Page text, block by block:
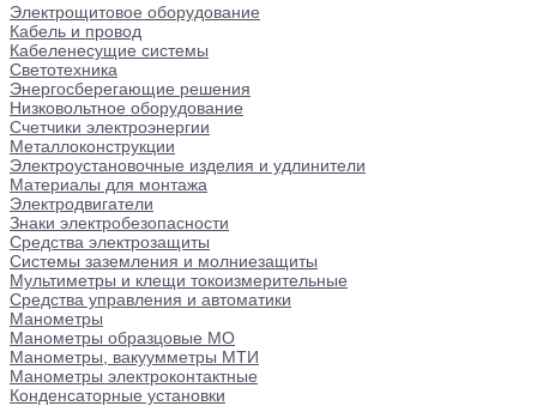
Электрощитовое оборудование
Кабель и провод
Кабеленесущие системы
Светотехника
Энергосберегающие решения
Низковольтное оборудование
Счетчики электроэнергии
Металлоконструкции
Электроустановочные изделия и удлинители
Материалы для монтажа
Электродвигатели
Знаки электробезопасности
Средства электрозащиты
Системы заземления и молниезащиты
Мультиметры и клещи токоизмерительные
Средства управления и автоматики
Манометры
Манометры образцовые МО
Манометры, вакуумметры МТИ
Манометры электроконтактные
Конденсаторные установки